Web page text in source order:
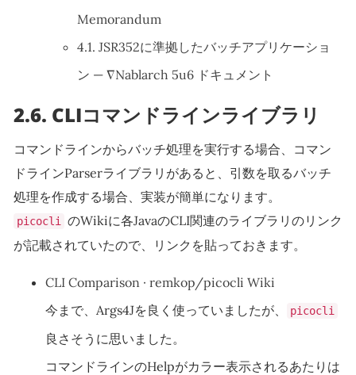
Memorandum
4.1. JSR352に準拠したバッチアプリケーショ
ン — ∇Nablarch 5u6 ドキュメント
2.6. CLIコマンドラインライブラリ
コマンドラインからバッチ処理を実行する場合、コマン
ドラインParserライブラリがあると、引数を取るバッチ
処理を作成する場合、実装が簡単になります。
picocli
のWikiに各JavaのCLI関連のライブラリのリンク
が記載されていたので、リンクを貼っておきます。
CLI Comparison · remkop/picocli Wiki
今まで、Args4Jを良く使っていましたが、
picocli
良さそうに思いました。
コマンドラインのHelpがカラー表示されるあたりは